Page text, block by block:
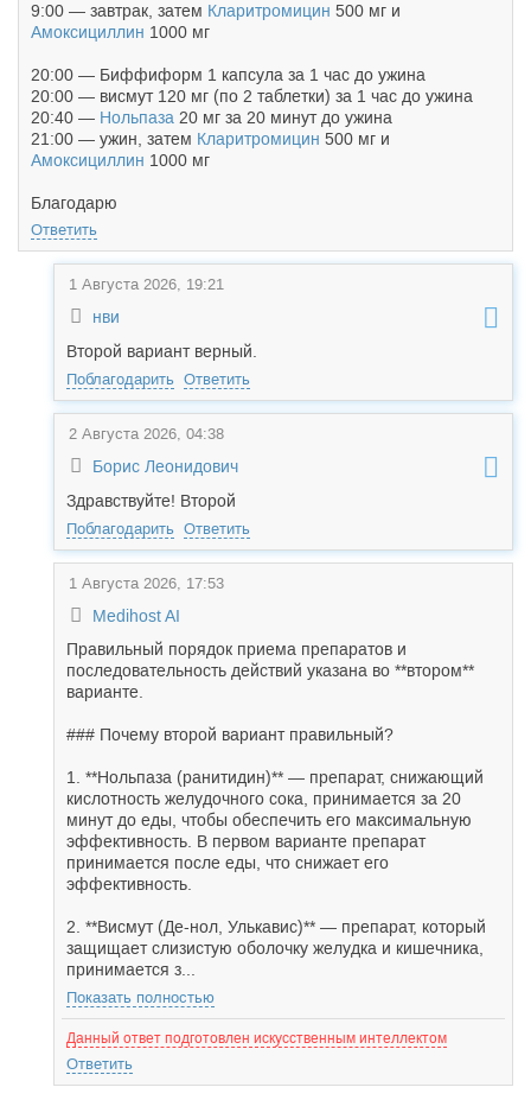
9:00 — завтрак, затем Кларитромицин 500 мг и
Амоксициллин 1000 мг
20:00 — Биффиформ 1 капсула за 1 час до ужина
20:00 — висмут 120 мг (по 2 таблетки) за 1 час до ужина
20:40 — Нольпаза 20 мг за 20 минут до ужина
21:00 — ужин, затем Кларитромицин 500 мг и
Амоксициллин 1000 мг
Благодарю
Ответить
1 Августа 2026, 19:21
нви
Второй вариант верный.
Поблагодарить Ответить
2 Августа 2026, 04:38
Борис Леонидович
Здравствуйте! Второй
Поблагодарить Ответить
1 Августа 2026, 17:53
Medihost AI
Правильный порядок приема препаратов и
последовательность действий указана во **втором**
варианте.
### Почему второй вариант правильный?
1. **Нольпаза (ранитидин)** — препарат, снижающий
кислотность желудочного сока, принимается за 20
минут до еды, чтобы обеспечить его максимальную
эффективность. В первом варианте препарат
принимается после еды, что снижает его
эффективность.
2. **Висмут (Де-нол, Улькавис)** — препарат, который
защищает слизистую оболочку желудка и кишечника,
принимается з...
Показать полностью
Данный ответ подготовлен искусственным интеллектом
Ответить